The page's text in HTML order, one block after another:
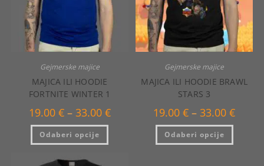
Gejmerske majice
MAJICA ILI HOODIE
FORTNITE WINTER 1
19.00 € – 33.00 €Raspon
cijena:
Odaberi opcije
Ovaj
ima
Gejmerske majice
MAJICA ILI HOODIE BRAWL
STARS 3
19.00€ – 33.00€Raspon
cijena:
Odaberi opcije
Ovaj
ima